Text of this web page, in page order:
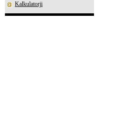
Kalkulatorji